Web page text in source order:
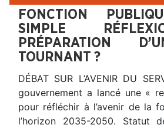
FONCTION
SIMPLE
PRÉPARATION
TOURNANT ?
DÉBAT SUR L’AVENIR DU
gouvernement a lancé une «
pour réfléchir à l’avenir de la
l’horizon 2035-2050. Statut